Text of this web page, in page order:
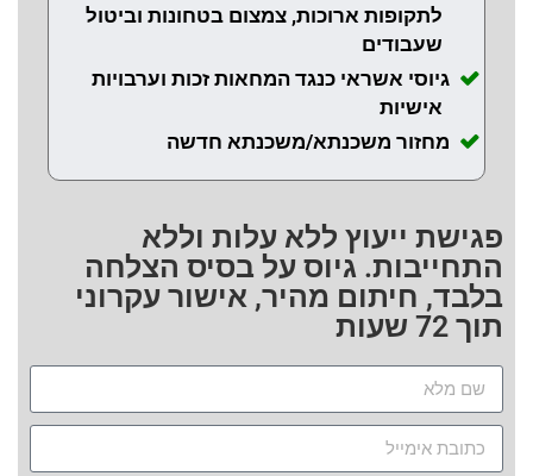
לתקופות ארוכות, צמצום בטחונות וביטול
שעבודים
גיוסי אשראי כנגד המחאות זכות וערבויות
אישיות
מחזור משכנתא/משכנתא חדשה
פגישת ייעוץ ללא עלות וללא
התחייבות. גיוס על בסיס הצלחה
בלבד, חיתום מהיר, אישור עקרוני
תוך 72 שעות